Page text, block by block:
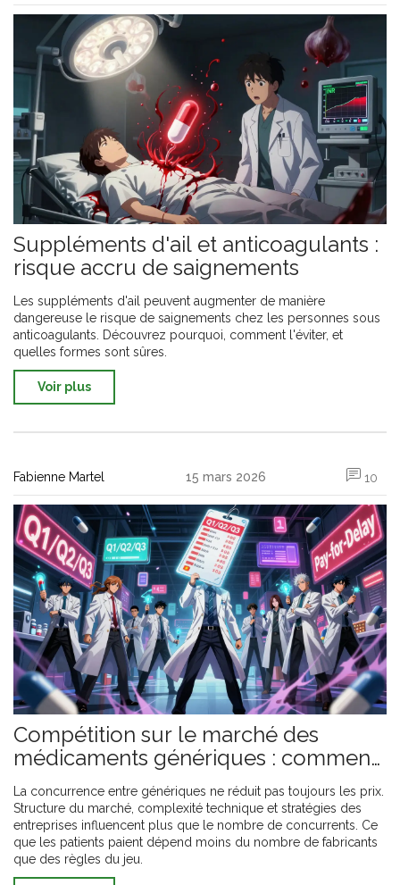
Suppléments d'ail et anticoagulants :
risque accru de saignements
Les suppléments d'ail peuvent augmenter de manière
dangereuse le risque de saignements chez les personnes sous
anticoagulants. Découvrez pourquoi, comment l'éviter, et
quelles formes sont sûres.
Voir plus
Fabienne Martel 15 mars 2026 10
Compétition sur le marché des
médicaments génériques : comment
le nombre de concurrents influence
les prix et l'accès
La concurrence entre génériques ne réduit pas toujours les prix.
Structure du marché, complexité technique et stratégies des
entreprises influencent plus que le nombre de concurrents. Ce
que les patients paient dépend moins du nombre de fabricants
que des règles du jeu.